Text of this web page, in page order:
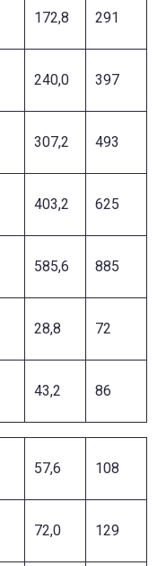
172,8 291
240,0 397
307,2 493
403,2 625
585,6 885
28,8 72
43,2 86
57,6 108
72,0 129